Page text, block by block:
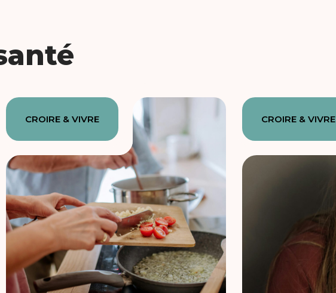
CROIRE & VIVRE CROIRE & VIVRE